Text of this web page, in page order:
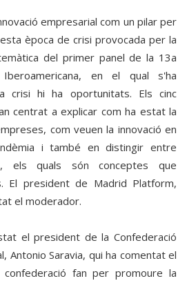
empresarial com un pilar per
època de crisi provocada per la
del primer panel de la 13a
Iberoamericana, en el qual s'ha
crisi hi ha oportunitats. Els cinc
centrat a explicar com ha estat la
com veuen la innovació en
i també en distingir entre
els quals són conceptes que
El president de Madrid Platform,
el moderador.
el president de la Confederació
Antonio Saravia, qui ha comentat el
fan per promoure la